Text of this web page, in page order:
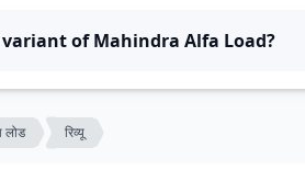
of Mahindra Alfa Load?
लोड रिव्यू